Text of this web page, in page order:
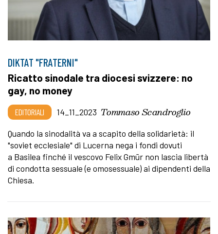
DIKTAT "FRATERNI"
Ricatto sinodale tra diocesi svizzere: no
gay, no money
EDITORIALI 14_11_2023 Tommaso Scandroglio
Quando la sinodalità va a scapito della solidarietà: il
"soviet ecclesiale" di Lucerna nega i fondi dovuti
a Basilea finché il vescovo Felix Gmūr non lascia libertà
di condotta sessuale (e omosessuale) ai dipendenti della
Chiesa.